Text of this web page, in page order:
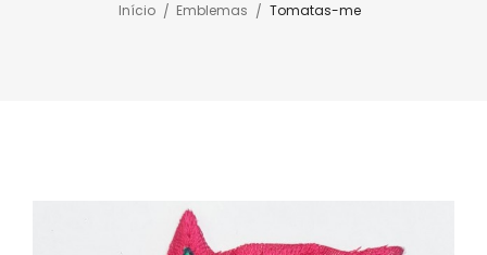
Início Emblemas Tomatas-me